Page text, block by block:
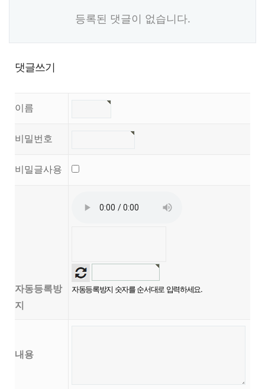
등록된 댓글이 없습니다.
댓글쓰기
이름
비밀번호
비밀글사용
자동등록방
지
자동등록방지 숫자를 순서대로 입력하세요.
내용